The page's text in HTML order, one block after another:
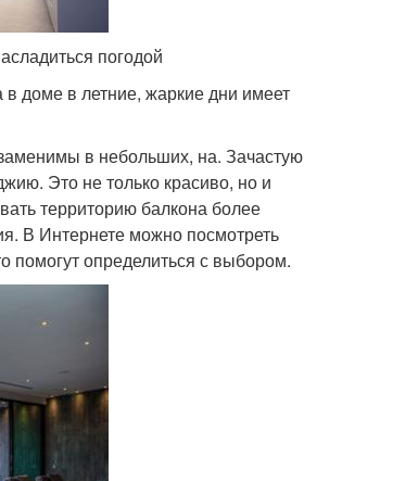
погодой
доме в летние, жаркие дни имеет
в небольших, на. Зачастую
Это не только красиво, но и
территорию балкона более
В Интернете можно посмотреть
помогут определиться с выбором.